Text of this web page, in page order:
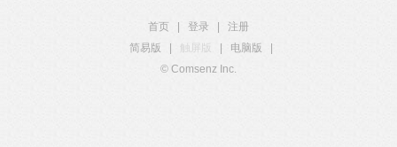
首页 登录
注册
简易版
触屏版 电脑版
© Comsenz Inc.